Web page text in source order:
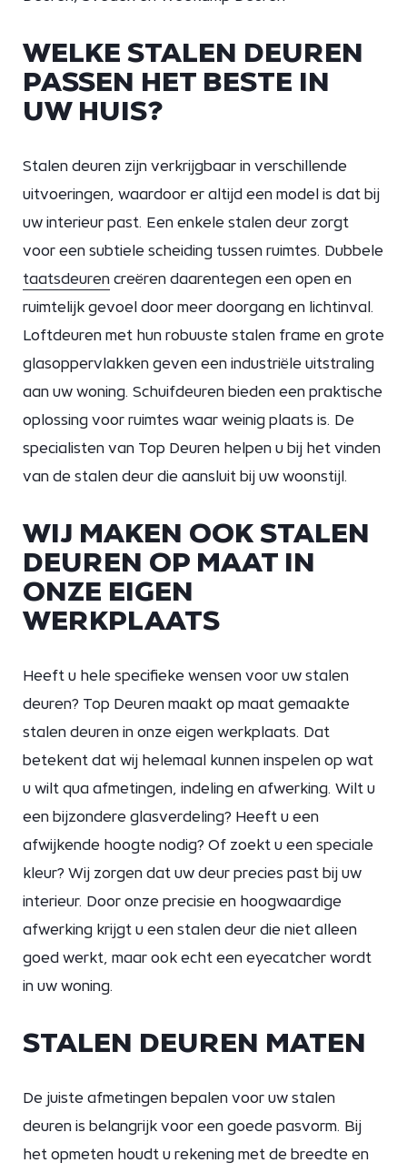
WELKE STALEN DEUREN
PASSEN HET BESTE IN
UW HUIS?
Stalen deuren zijn verkrijgbaar in verschillende
uitvoeringen, waardoor er altijd een model is dat bij
uw interieur past. Een enkele stalen deur zorgt
voor een subtiele scheiding tussen ruimtes. Dubbele
taatsdeurencreëren daarentegen een open en
ruimtelijk gevoel door meer doorgang en lichtinval.
Loftdeuren met hun robuuste stalen frame en grote
glasoppervlakken geven een industriële uitstraling
aan uw woning. Schuifdeuren bieden een praktische
oplossing voor ruimtes waar weinig plaats is. De
specialisten van Top Deuren helpen u bij het vinden
van de stalen deur die aansluit bij uw woonstijl.
WIJ MAKEN OOK STALEN
DEUREN OP MAAT IN
ONZE EIGEN
WERKPLAATS
Heeft u hele specifieke wensen voor uw stalen
deuren? Top Deuren maakt op maat gemaakte
stalen deuren in onze eigen werkplaats. Dat
betekent dat wij helemaal kunnen inspelen op wat
u wilt qua afmetingen, indeling en afwerking. Wilt u
een bijzondere glasverdeling? Heeft u een
afwijkende hoogte nodig? Of zoekt u een speciale
kleur? Wij zorgen dat uw deur precies past bij uw
interieur. Door onze precisie en hoogwaardige
afwerking krijgt u een stalen deur die niet alleen
goed werkt, maar ook echt een eyecatcher wordt
in uw woning.
STALEN DEUREN MATEN
De juiste afmetingen bepalen voor uw stalen
deuren is belangrijk voor een goede pasvorm. Bij
het opmeten houdt u rekening met de breedte en